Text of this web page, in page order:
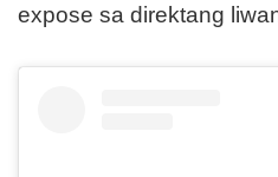
expose sa direktang